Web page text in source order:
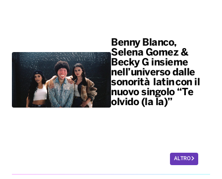
Benny Blanco,
Selena Gomez &
Becky G insieme
nell’universo dalle
sonorità latin con il
nuovo singolo “Te
olvido (la la)”
ALTRO